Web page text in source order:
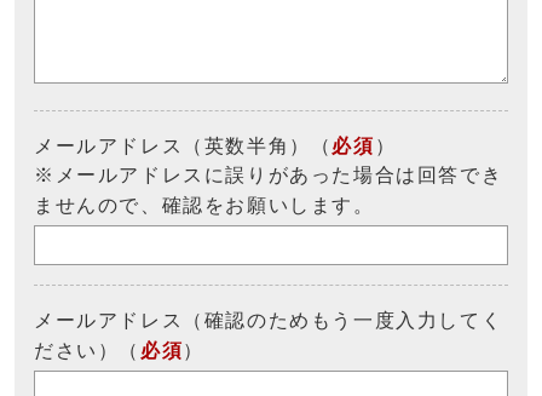
メールアドレス（英数半角）（ 必須 ）
※メールアドレスに誤りがあった場合は回答でき
ませんので、確認をお願いします。
メールアドレス（確認のためもう一度入力してく
ださい）（ 必須）